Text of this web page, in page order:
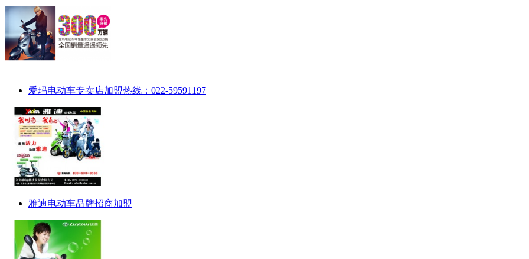
爱玛电动车专卖店加盟热线：022-59591197
雅迪电动车品牌招商加盟